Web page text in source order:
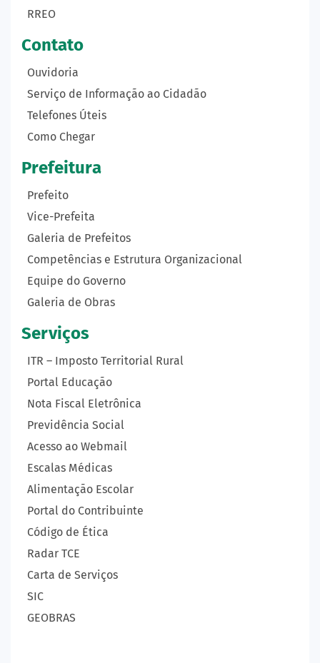
RREO
Contato
Ouvidoria
Serviço de Informação ao Cidadão
Telefones Úteis
Como Chegar
Prefeitura
Prefeito
Vice-Prefeita
Galeria de Prefeitos
Competências e Estrutura Organizacional
Equipe do Governo
Galeria de Obras
Serviços
ITR – Imposto Territorial Rural
Portal Educação
Nota Fiscal Eletrônica
Previdência Social
Acesso ao Webmail
Escalas Médicas
Alimentação Escolar
Portal do Contribuinte
Código de Ética
Radar TCE
Carta de Serviços
SIC
GEOBRAS